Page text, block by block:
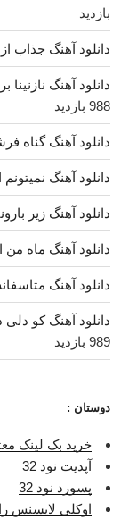
بازدید
دانلود آهنگ جذاب
دانلود آهنگ
988 بازدید
دانلود آهنگ گناه
دانلود آهنگ
دانلود آهنگ زیر
دانلود آهنگ ماه من
دانلود آهنگ
دانلود آهنگ کو
989 بازدید
دوستان :
خرید بک لینک
آپدیت نود 32
پسورد نود 32
اوکلی لایسنس